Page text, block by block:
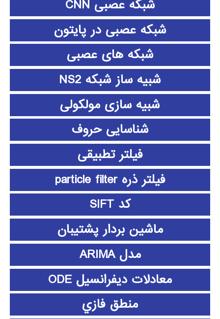
شبکه عصبی CNN
شبکه عصبی در پایتون
شبکه های عصبی
شبیه ساز شبکه NS2
شبیه سازی مولکولی
شناسایی حروف
فیلتر تطبیقی
فیلتر ذره particle filter
کد SIFT
ماشین بردار پشتیبان
مدل ARIMA
معادلات دیفرانسیل ODE
منطق فازي